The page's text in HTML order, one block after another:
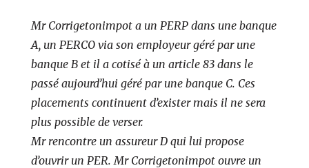
Mr Corrigetonimpot a un PERP dans une banque
A, un PERCO via son employeur géré par une
banque B et il a cotisé à un article 83 dans le
passé aujourd’hui géré par une banque C. Ces
placements continuent d’exister mais il ne sera
plus possible de verser.
Mr rencontre un assureur D qui lui propose
d’ouvrir un PER. Mr Corrigetonimpot ouvre un